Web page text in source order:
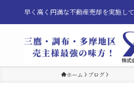
早く高く円満な不動産売却を実施し
ホーム ブログ